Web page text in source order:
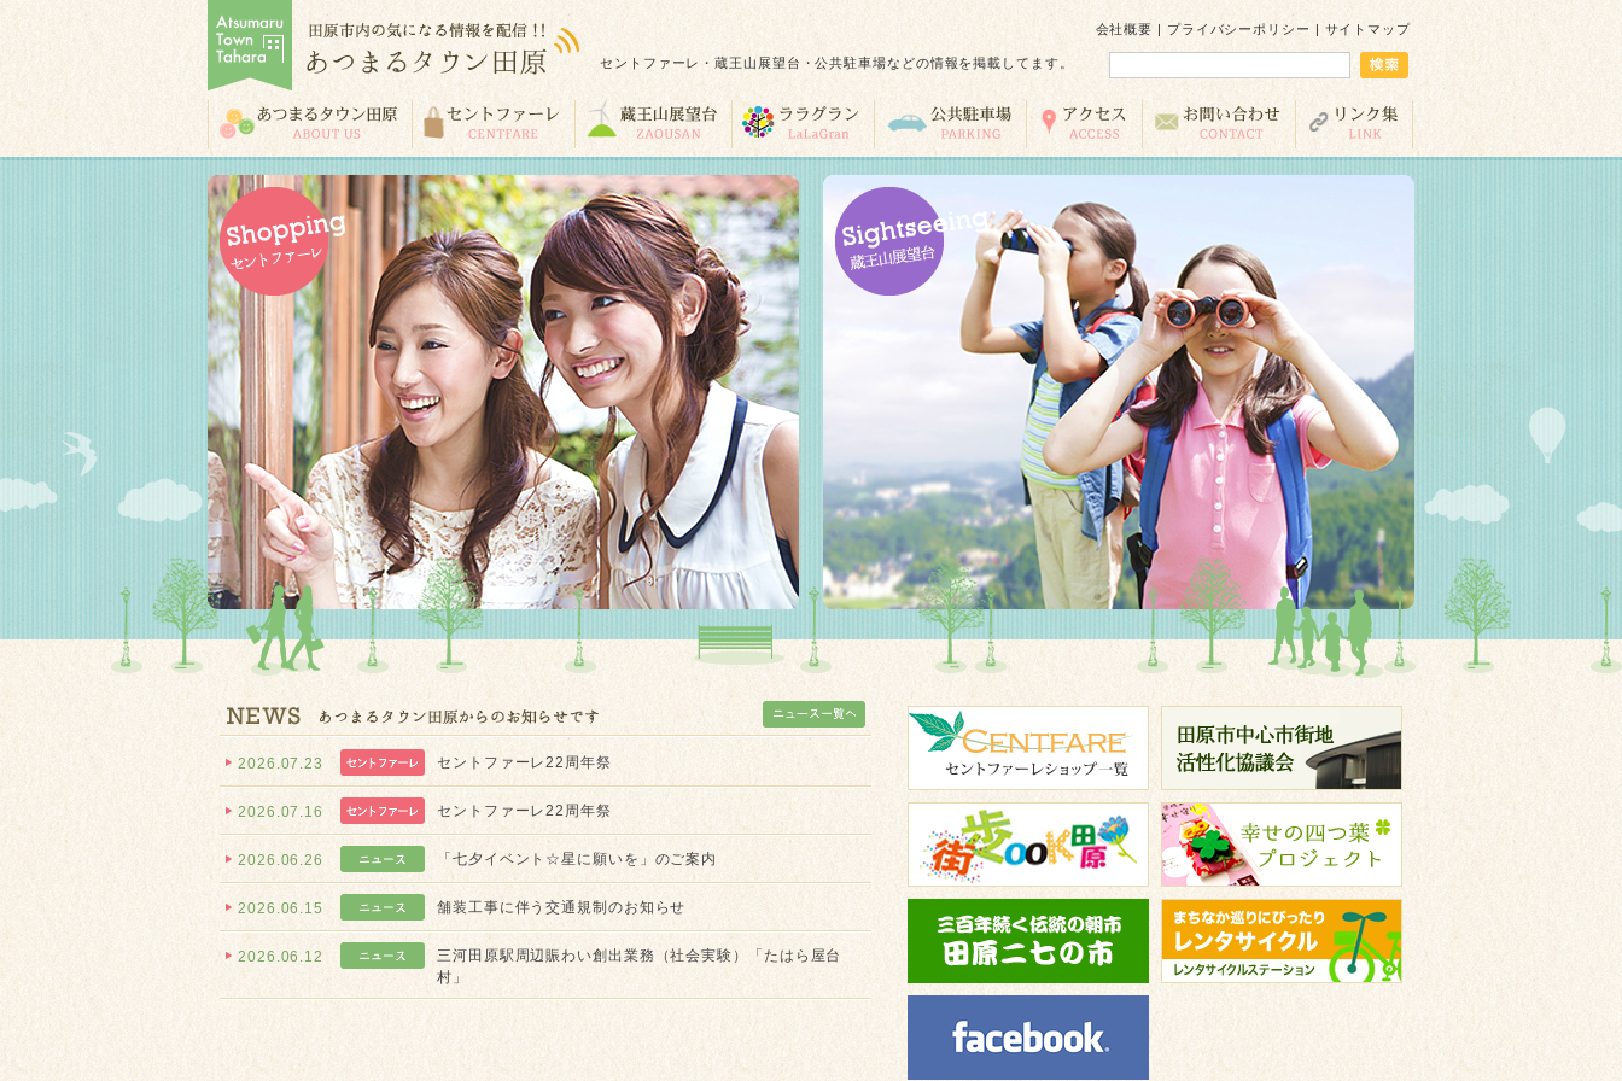
セントファーレ・蔵王山展望台・公共駐車場などの情報を掲載してます。
会社概要 | プライバシーポリシー | サイトマップ
2026.07.23 セントファーレ22周年祭
2026.07.16 セントファーレ22周年祭
2026.06.26 「七夕イベント☆星に願いを」のご案内
2026.06.15 舗装工事に伴う交通規制のお知らせ
2026.06.12
三河田原駅周辺賑わい創出業務（社会実験）「たはら屋台
村」